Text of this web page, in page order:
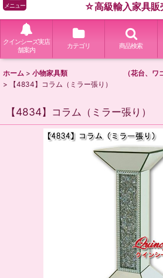
メニュー
☆高級輸入家具販
クインシーズ実店
舗案内
カテゴリ 商品検索
ホーム > 小物家具類 （花台、ワゴン
>
【4834】コラム（ミラー張り）
【4834】コラム（ミラー張り）